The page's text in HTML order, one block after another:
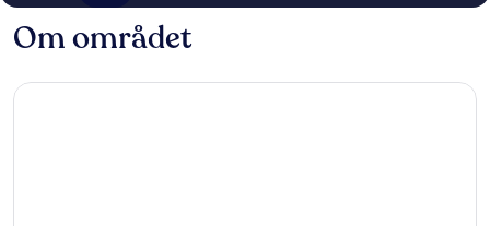
Om området